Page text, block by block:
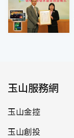
玉山服務網
玉山金控
玉山創投